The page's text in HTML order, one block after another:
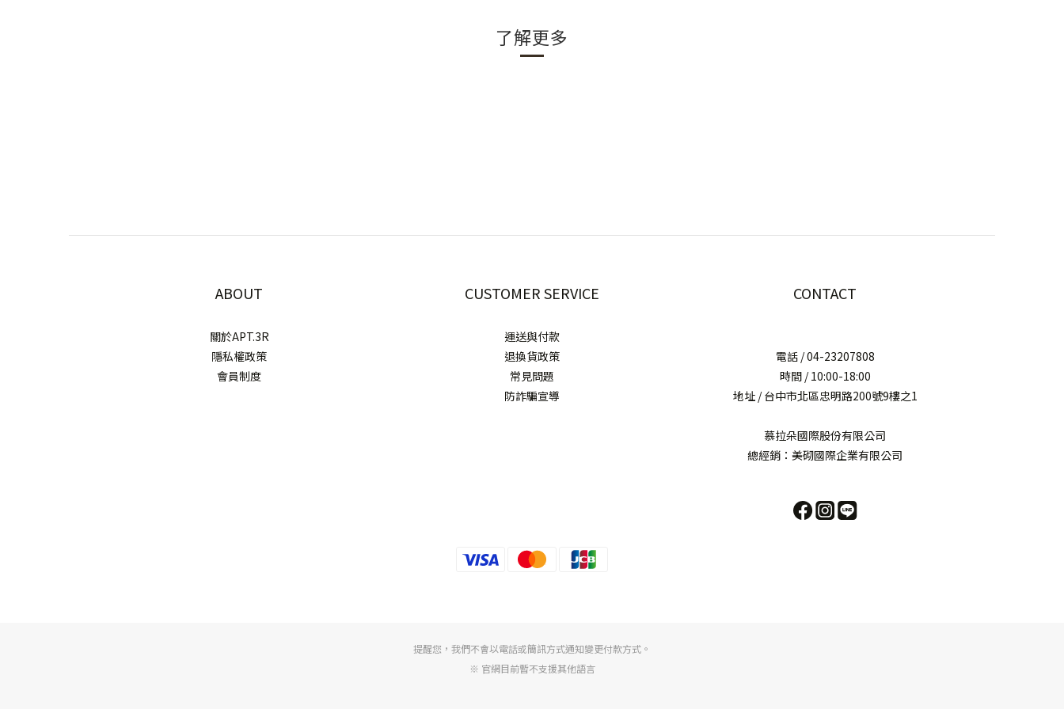
了解更多
ABOUT
關於APT.3R
隱私權政策
會員制度
CUSTOMER SERVICE
運送與付款
退換貨政策
常見問題
防詐騙宣導
CONTACT
電話 / 04-23207808
時間 / 10:00-18:00
地址 / 台中市北區忠明路200號9樓之1
慕拉朵國際股份有限公司
總經銷：美砌國際企業有限公司
提醒您，我們不會以電話或簡訊方式通知變更付款方式。
※ 官網目前暫不支援其他語言